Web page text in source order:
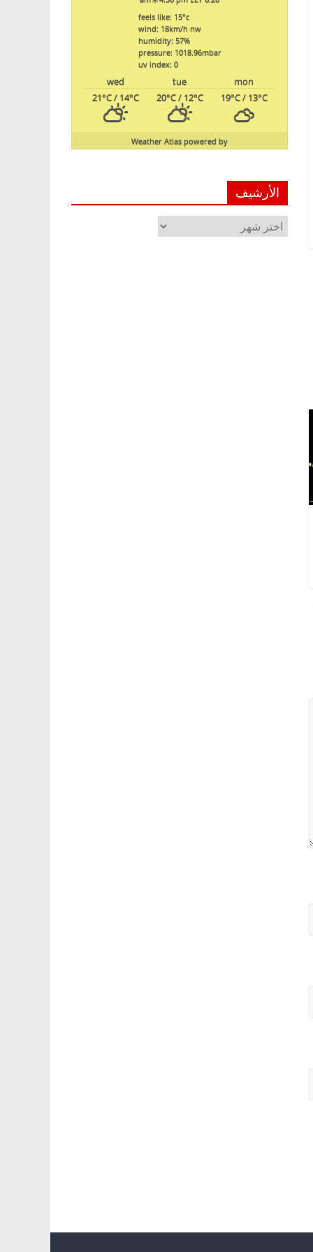
feels like: 15°c
wind: 18km/h nw
humidity: 57%
pressure: 1018.96mbar
uv index: 0
mon
tue
wed
19°C/ 13°C
20°C/ 12°C
21°C/ 14°C
powered by
Weather Atlas
الأرشيف
الأرشيف